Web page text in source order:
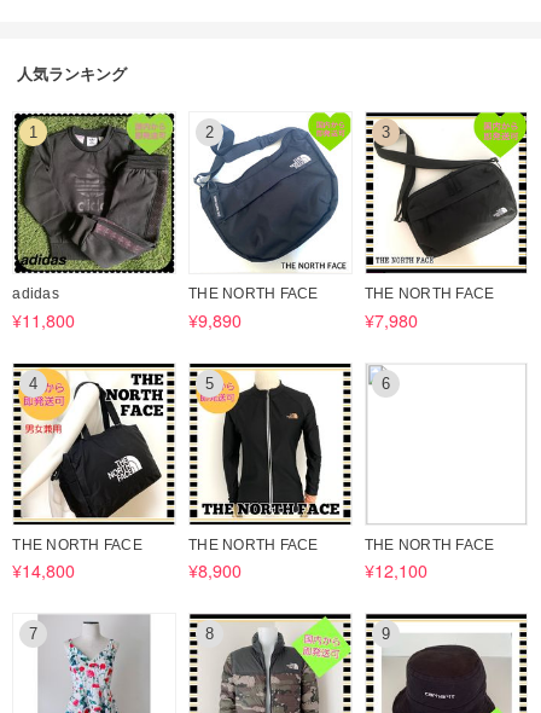
ご心配ご不要！！安心してお買い物いただけます。
【重要】
◆ご注文前に[お問い合わせ]より在庫確認お願いいたします。（在庫の
変動がございます為）
◆ご注文前に「お取引について」をご一読下さいませ◆
人気ランキング
1
adidas
¥11,800
2
THE NORTH FACE
¥9,890
3
THE NORTH FACE
¥7,980
4
THE NORTH FACE
¥14,800
5
THE NORTH FACE
¥8,900
6
THE NORTH FACE
¥12,100
7 8 9